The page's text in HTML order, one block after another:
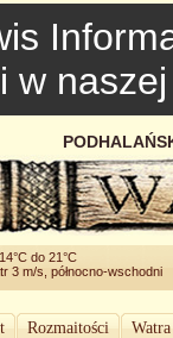
w
do 21°C
3 m/s, północno-wschodni
Rozmaitości